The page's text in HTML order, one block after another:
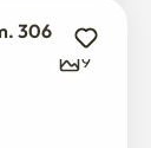
306
9